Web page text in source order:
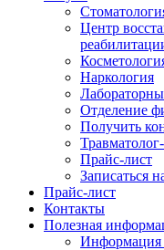
Центр
Наркология
Отделение
Получить
Прайс-лист
Записаться
Прайс-лист
Контакты
Полезная
Информация